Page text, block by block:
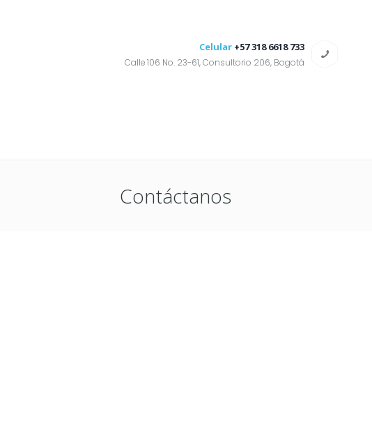
Celular +57 318 6618 733
Calle 106 No. 23-61, Consultorio 206, Bogotá
Contáctanos